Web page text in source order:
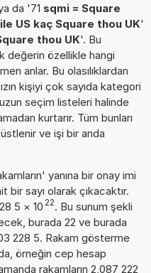
da '71 sqmi = Square
US kaç Square thou UK'
thou UK'. Bu
değerin özellikle hangi
anlar. Bu olasılıklardan
kişiyi çok sayıda kategori
seçim listeleri halinde
kurtarır. Tüm bunları
ve işi bir anda
yanına bir onay imi
bir sayı olarak çıkacaktır.
5 × 10 22. Bu sunum şekli
burada 22 ve burada
228 5. Rakam gösterme
örneğin cep hesap
rakamların 2,087 222